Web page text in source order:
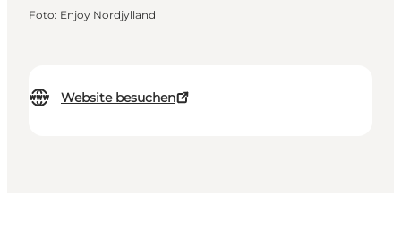
Website besuchen
Foto: Enjoy Nordjylland